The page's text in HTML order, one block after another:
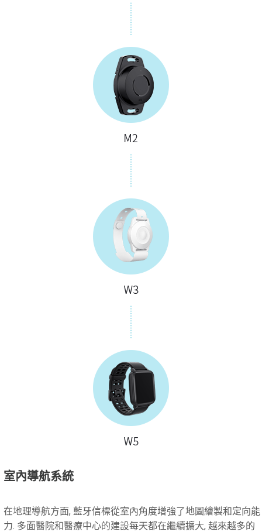
室內導航系統
在地理導航方面, 藍牙信標從室內角度增強了地圖繪製和定向能
力. 多面醫院和醫療中心的建設每天都在繼續擴大, 越來越多的